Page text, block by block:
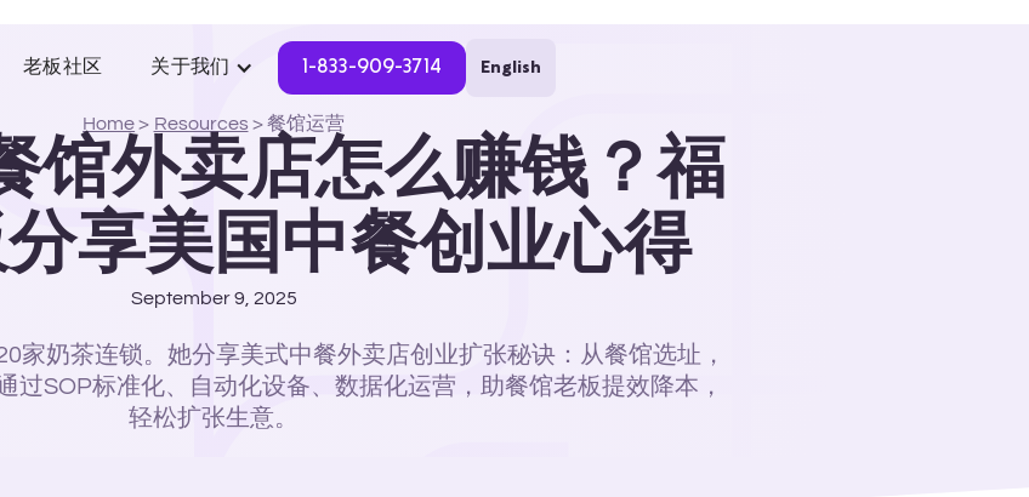
老板社区 关于我们 1-833-909-3714 English
Home > Resources > 餐馆运营
馆外卖店怎么赚钱？福
享美国中餐创业心得
September 9, 2025
家奶茶连锁。她分享美式中餐外卖店创业扩张秘诀：从餐馆选址，
过SOP标准化、自动化设备、数据化运营，助餐馆老板提效降本，
轻松扩张生意。